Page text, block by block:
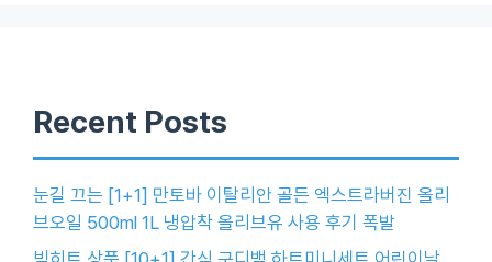
Recent Posts
눈길 끄는 [1+1] 만토바 이탈리안 골든 엑스트라버진 올리
브오일 500ml 1L 냉압착 올리브유 사용 후기 폭발